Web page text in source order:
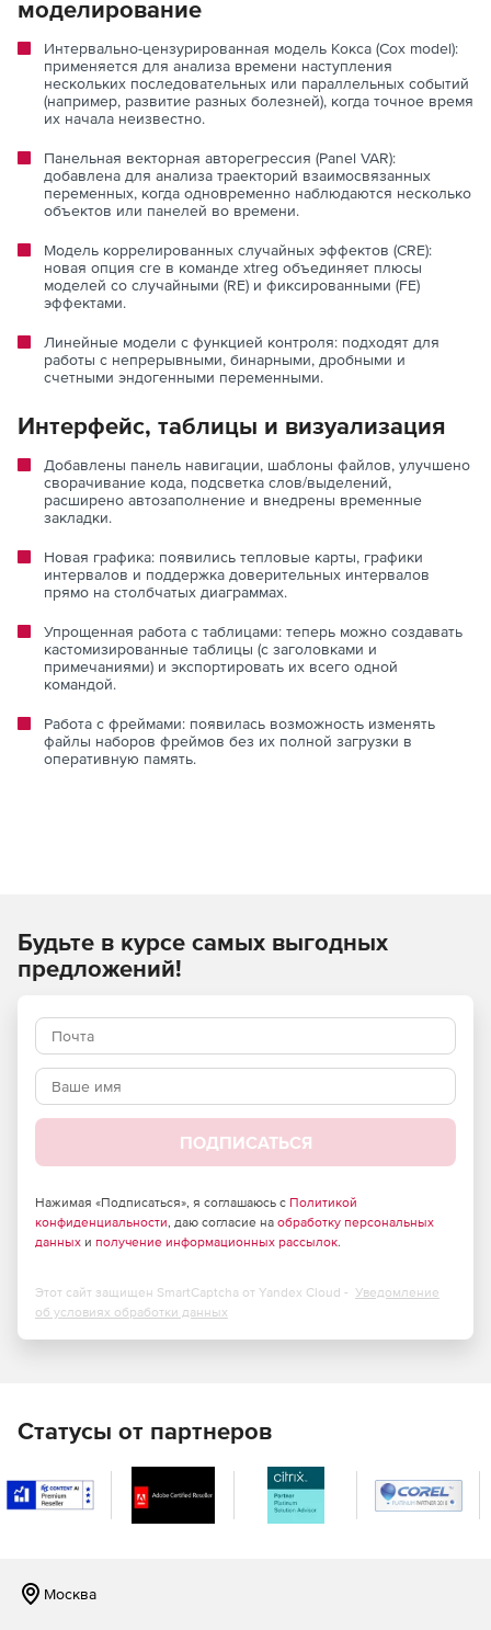
моделирование
Интервально-цензурированная модель Кокса (Cox model):
применяется для анализа времени наступления
нескольких последовательных или параллельных событий
(например, развитие разных болезней), когда точное время
их начала неизвестно.
Панельная векторная авторегрессия (Panel VAR):
добавлена для анализа траекторий взаимосвязанных
переменных, когда одновременно наблюдаются несколько
объектов или панелей во времени.
Модель коррелированных случайных эффектов (CRE):
новая опция cre в команде xtreg объединяет плюсы
моделей со случайными (RE) и фиксированными (FE)
эффектами.
Линейные модели с функцией контроля: подходят для
работы с непрерывными, бинарными, дробными и
счетными эндогенными переменными.
Интерфейс, таблицы и визуализация
Добавлены панель навигации, шаблоны файлов, улучшено
сворачивание кода, подсветка слов/выделений,
расширено автозаполнение и внедрены временные
закладки.
Новая графика: появились тепловые карты, графики
интервалов и поддержка доверительных интервалов
прямо на столбчатых диаграммах.
Упрощенная работа с таблицами: теперь можно создавать
кастомизированные таблицы (с заголовками и
примечаниями) и экспортировать их всего одной
командой.
Работа с фреймами: появилась возможность изменять
файлы наборов фреймов без их полной загрузки в
оперативную память.
Будьте в курсе самых выгодных
предложений!
ПОДПИСАТЬСЯ
Нажимая «Подписаться», я соглашаюсь с Политикой
конфиденциальности, даю согласие на обработку персональных
данных и получение информационных рассылок.
Этот сайт защищен SmartCaptcha от Yandex Cloud - Уведомление
об условиях обработки данных
Статусы от партнеров
Москва